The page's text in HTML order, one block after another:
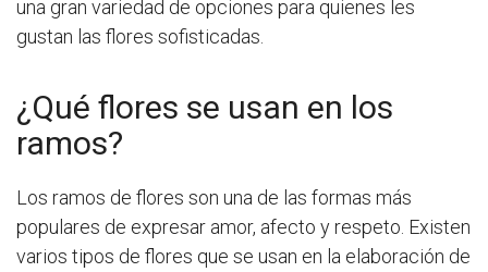
una gran variedad de opciones para quienes les
gustan las flores sofisticadas.
¿Qué flores se usan en los
ramos?
Los ramos de flores son una de las formas más
populares de expresar amor, afecto y respeto. Existen
varios tipos de flores que se usan en la elaboración de